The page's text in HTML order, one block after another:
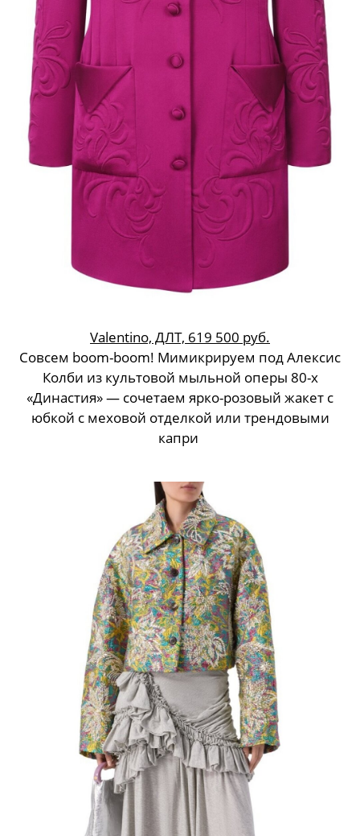
Valentino, ДЛТ, 619 500 руб.
Совсем boom-boom! Мимикрируем под Алексис
Колби из культовой мыльной оперы 80-х
«Династия» — сочетаем ярко-розовый жакет с
юбкой с меховой отделкой или трендовыми
капри